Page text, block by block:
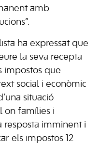
amb
ha expressat que
la seva recepta
impostos que
social i econòmic
situació
on famílies i
resposta imminent i
els impostos 12